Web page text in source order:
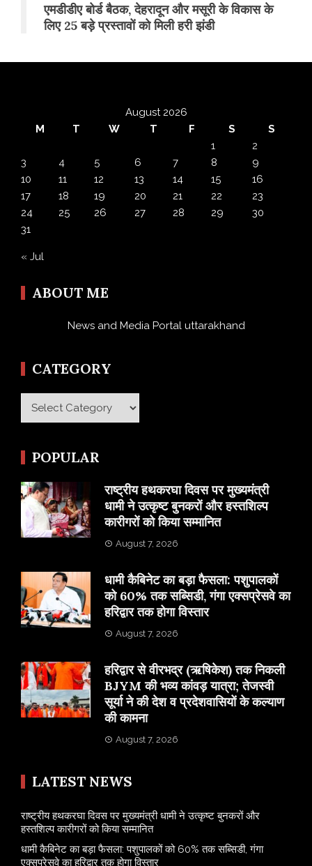
एमडीडीए बोर्ड बैठक, देहरादून और मसूरी के विकास के
लिए 25 बड़े प्रस्तावों को मिली हरी झंडी
August 2026
M
T W T F S
S
1
2
3
4 5 6 7 8
9
10
11 12 13 14 15
16
17
18 19 20 21 22
23
24
25 26 27 28 29
30
31
« Jul
ABOUT ME
News and Media Portal uttarakhand
CATEGORY
Category
POPULAR
राष्ट्रीय हथकरघा दिवस पर मुख्यमंत्री
धामी ने उत्कृष्ट बुनकरों और हस्तशिल्प
कारीगरों को किया सम्मानित
August 7, 2026
​धामी कैबिनेट का बड़ा फैसला: पशुपालकों
को 60% तक सब्सिडी, गंगा एक्सप्रेसवे का
हरिद्वार तक होगा विस्तार
August 7, 2026
​हरिद्वार से वीरभद्र (ऋषिकेश) तक निकली
BJYM की भव्य कांवड़ यात्रा; तेजस्वी
सूर्या ने की देश व प्रदेशवासियों के कल्याण
की कामना
August 7, 2026
LATEST NEWS
राष्ट्रीय हथकरघा दिवस पर मुख्यमंत्री धामी ने उत्कृष्ट बुनकरों और
हस्तशिल्प कारीगरों को किया सम्मानित
​धामी कैबिनेट का बड़ा फैसला: पशुपालकों को 60% तक सब्सिडी, गंगा
एक्सप्रेसवे का हरिद्वार तक होगा विस्तार